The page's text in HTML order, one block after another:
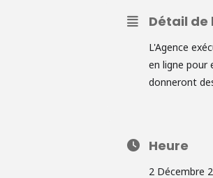
Détail de
L'Agence
en ligne pour
donneront
Heure
2 Décembre